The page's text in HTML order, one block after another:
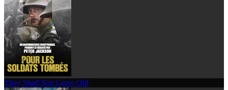
They Shall Not Grow Old